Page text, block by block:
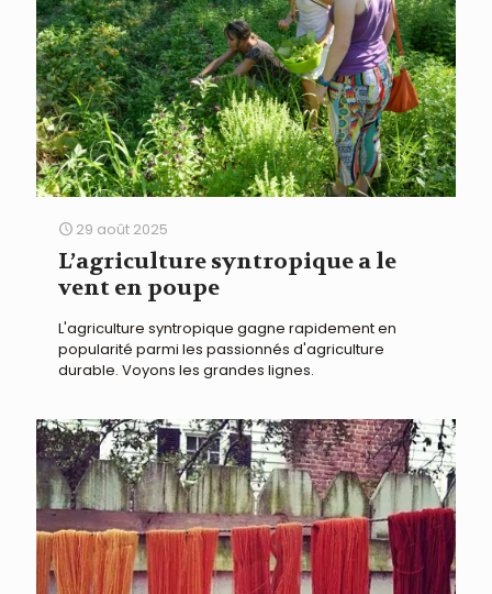
29 août 2025
L’agriculture syntropique a le
vent en poupe
L'agriculture syntropique gagne rapidement en
popularité parmi les passionnés d'agriculture
durable. Voyons les grandes lignes.